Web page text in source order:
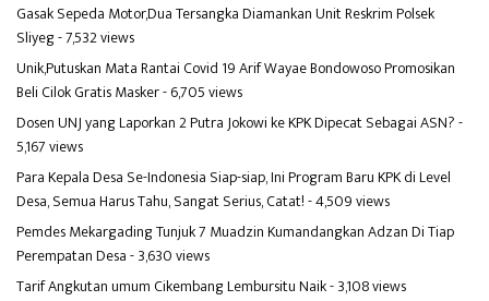
Gasak Sepeda Motor,Dua Tersangka Diamankan Unit Reskrim Polsek
Sliyeg- 7,532 views
Unik,Putuskan Mata Rantai Covid 19 Arif Wayae Bondowoso Promosikan
Beli Cilok Gratis Masker- 6,705 views
Dosen UNJ yang Laporkan 2 Putra Jokowi ke KPK Dipecat Sebagai ASN?-
5,167 views
Para Kepala Desa Se-Indonesia Siap-siap, Ini Program Baru KPK di Level
Desa, Semua Harus Tahu, Sangat Serius, Catat!- 4,509 views
Pemdes Mekargading Tunjuk 7 Muadzin Kumandangkan Adzan Di Tiap
Perempatan Desa- 3,630 views
Tarif Angkutan umum Cikembang Lembursitu Naik- 3,108 views